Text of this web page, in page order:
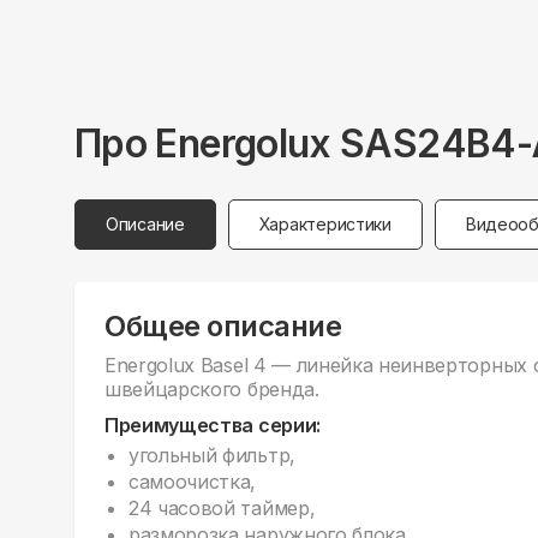
Про Energolux
Описание Характеристики
Общее описание
Energolux Basel 4 — линейка неинверторных
швейцарского бренда.
Преимущества серии:
угольный фильтр,
самоочистка,
24 часовой таймер,